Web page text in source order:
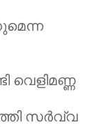
വെളിമണ്ണ
സർവ്വ